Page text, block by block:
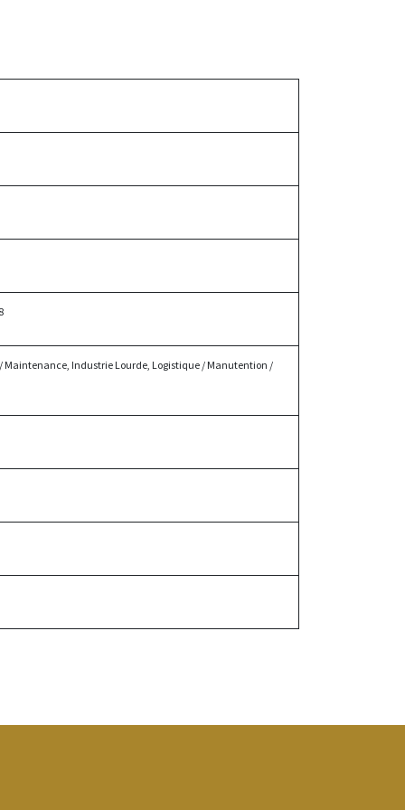
Maintenance, Industrie Lourde, Logistique / Manutention /